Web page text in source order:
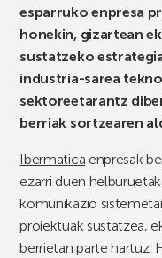
esparruko enpresa
honekin, gizartean
sustatzeko
industria-sarea
sektoreetarantz
berriak sortzearen
Ibermatica enpresak
ezarri duen
komunikazio
proiektuak sustatzea,
berrietan parte hartuz.